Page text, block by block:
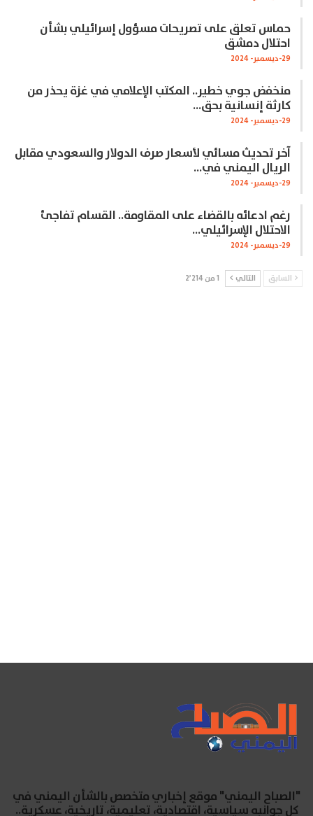
حماس تعلق على تصريحات مسؤول إسرائيلي بشأن
احتلال دمشق
29-ديسمبر- 2024
منخفض جوي خطير.. المكتب الإعلامي في غزة يحذر من
كارثة إنسانية بحق…
29-ديسمبر- 2024
آخر تحديث مسائي لأسعار صرف الدولار والسعودي مقابل
الريال اليمني في…
29-ديسمبر- 2024
رغم ادعائه بالقضاء على المقاومة.. القسام تفاجئ
الاحتلال الإسرائيلي…
29-ديسمبر- 2024
السابق التالي 1 من 2٬214
"الصباح اليمني" موقع إخباري متخصص بالشأن اليمني في
كل جوانبه سياسية، اقتصادية، تعليمية، تاريخية، عسكرية..